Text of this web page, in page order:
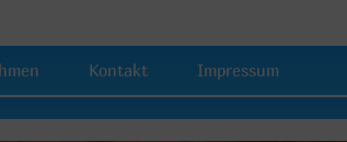
Kontakt Impressum